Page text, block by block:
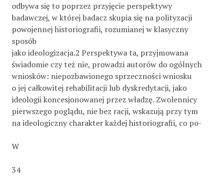
odbywa się to poprzez przyjęcie perspektywy
badawczej, w której badacz skupia się na polityzacji
powojennej historiografii, rozumianej w klasyczny
sposób
jako ideologizacja.2 Perspektywa ta, przyjmowana
świadomie czy też nie, prowadzi autorów do ogólnych
wniosków: niepozbawionego sprzeczności wniosku
o jej całkowitej rehabilitacji lub dyskredytacji, jako
ideologii koncesjonowanej przez władzę. Zwolennicy
pierwszego poglądu, nie bez racji, wskazują przy tym
na ideologiczny charakter każdej historiografii, co po-
W
34